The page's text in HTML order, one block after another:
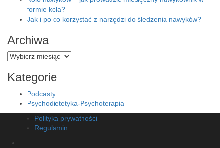
formie koła?
Jak i po co korzystać z narzędzi do śledzenia nawyków?
Archiwa
Archiwa
Kategorie
Podcasty
Psychodietetyka-Psychoterapia
Polityka prywatności
Regulamin